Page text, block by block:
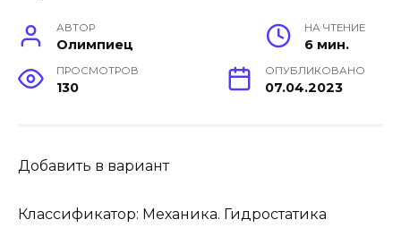
АВТОР
Олимпиец
НА ЧТЕНИЕ
6 мин.
ПРОСМОТРОВ
130
ОПУБЛИКОВАНО
07.04.2023
Добавить в вариант
Классификатор: Механика. Гидростатика